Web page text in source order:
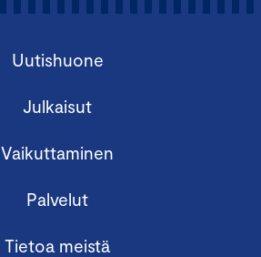
Uutishuone
Julkaisut
Vaikuttaminen
Palvelut
Tietoa meistä